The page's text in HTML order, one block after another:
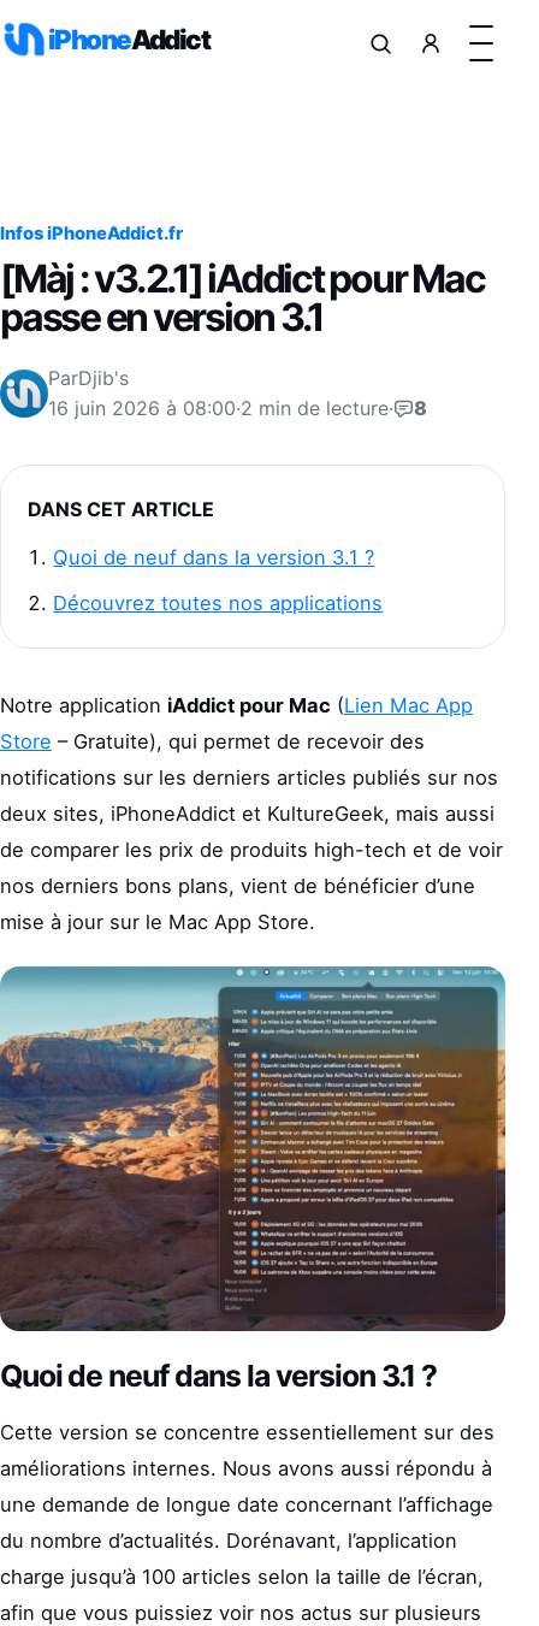
iPhoneAddict
Infos iPhoneAddict.fr
[Màj : v3.2.1] iAddict pour Mac
passe en version 3.1
ParDjib's
16 juin 2026 à 08:00·2 min de lecture· 8
DANS CET ARTICLE
Quoi de neuf dans la version 3.1 ?
Découvrez toutes nos applications
Notre application iAddict pour Mac (Lien Mac App
Store – Gratuite), qui permet de recevoir des
notifications sur les derniers articles publiés sur nos
deux sites, iPhoneAddict et KultureGeek, mais aussi
de comparer les prix de produits high-tech et de voir
nos derniers bons plans, vient de bénéficier d’une
mise à jour sur le Mac App Store.
Quoi de neuf dans la version 3.1 ?
Cette version se concentre essentiellement sur des
améliorations internes. Nous avons aussi répondu à
une demande de longue date concernant l’affichage
du nombre d’actualités. Dorénavant, l’application
charge jusqu’à 100 articles selon la taille de l’écran,
afin que vous puissiez voir nos actus sur plusieurs